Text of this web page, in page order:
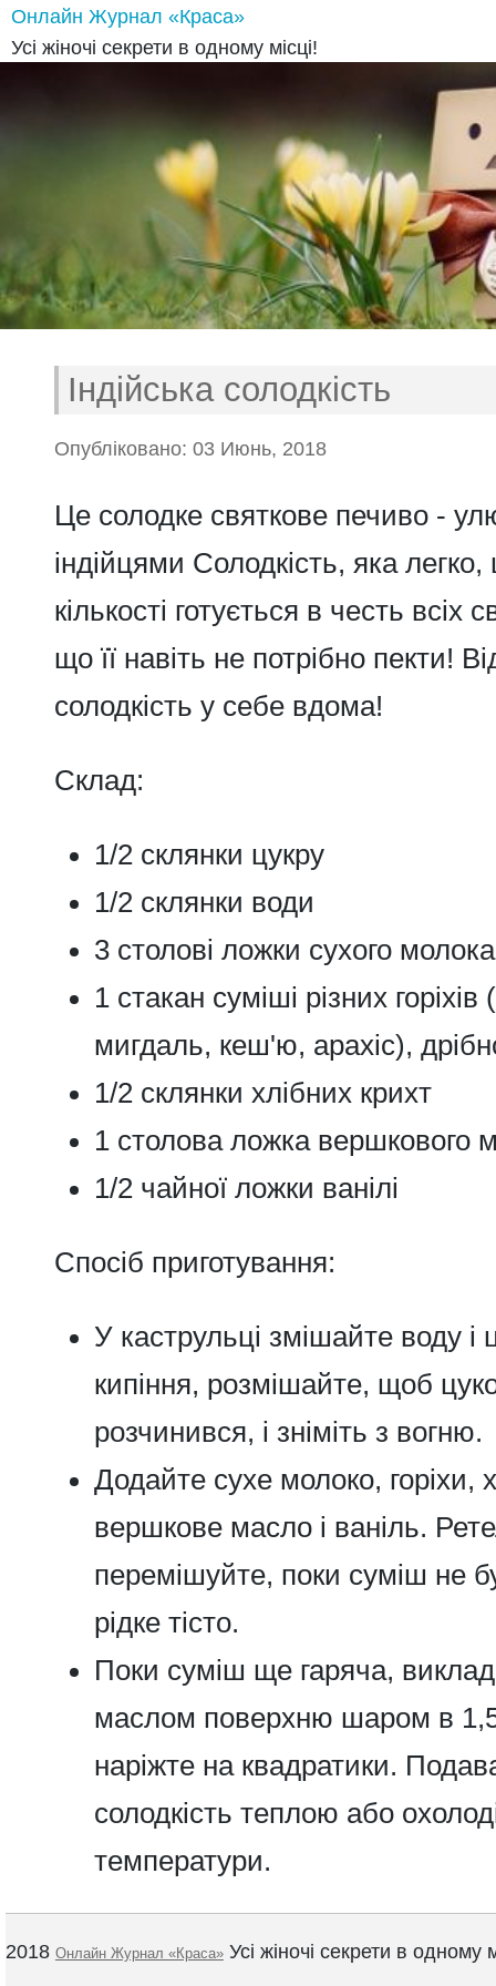
Онлайн Журнал «Краса»
Усі жіночі секрети в одному місці!
Індійська солодкість
Опубліковано: 03 Июнь, 2018
Це солодке святкове печиво -
індійцями Солодкість, яка легко,
кількості готується в честь всіх
що її навіть не потрібно пекти!
солодкість у себе вдома!
Склад:
1/2 склянки цукру
1/2 склянки води
3 столові ложки сухого молока
1 стакан суміші різних горіхів
мигдаль, кеш'ю, арахіс),
1/2 склянки хлібних крихт
1 столова ложка вершкового
1/2 чайної ложки ванілі
Спосіб приготування:
У каструльці змішайте воду і
кипіння, розмішайте, щоб
розчинився, і зніміть з вогню.
Додайте сухе молоко, горіхи,
вершкове масло і ваніль.
перемішуйте, поки суміш не
рідке тісто.
Поки суміш ще гаряча,
маслом поверхню шаром в
наріжте на квадратики.
солодкість теплою або
температури.
2018 Онлайн Журнал «Краса»Усі жіночі секрети в одному